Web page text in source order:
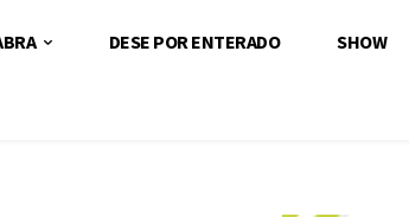
DESE POR ENTERADO SHOW